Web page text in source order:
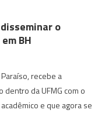
o
BH
recebe a
da UFMG com o
e que agora se